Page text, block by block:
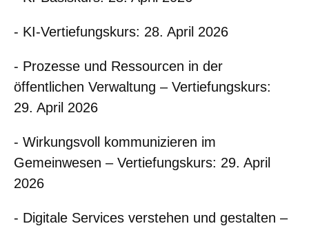
- KI-Vertiefungskurs: 28. April 2026
- Prozesse und Ressourcen in der
öffentlichen Verwaltung – Vertiefungskurs:
29. April 2026
- Wirkungsvoll kommunizieren im
Gemeinwesen – Vertiefungskurs: 29. April
2026
- Digitale Services verstehen und gestalten –